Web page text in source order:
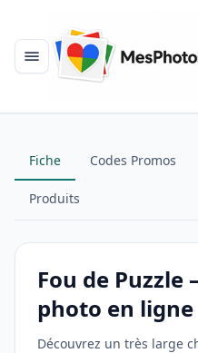
Menu
Fiche Codes Promos
Produits
Fou de
photo en ligne
Découvrez un très large